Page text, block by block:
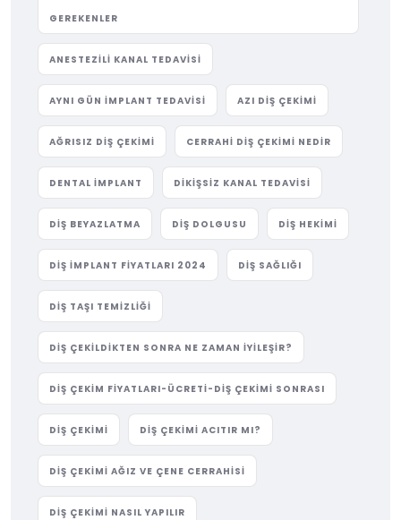
GEREKENLER
ANESTEZILI KANAL TEDAVISI
AYNI GÜN IMPLANT TEDAVISI AZI DIŞ ÇEKIMI
AĞRISIZ DIŞ ÇEKIMI CERRAHI DIŞ ÇEKIMI NEDIR
DENTAL IMPLANT DIKIŞSIZ KANAL TEDAVISI
DIŞ BEYAZLATMA DIŞ DOLGUSU DIŞ HEKIMI
DIŞ IMPLANT FIYATLARI 2024 DIŞ SAĞLIĞI
DIŞ TAŞI TEMIZLIĞI
DIŞ ÇEKILDIKTEN SONRA NE ZAMAN İYILEŞIR?
DIŞ ÇEKIM FIYATLARI-ÜCRETI-DIŞ ÇEKIMI SONRASI
DIŞ ÇEKIMI DIŞ ÇEKIMI ACITIR MI?
DIŞ ÇEKIMI AĞIZ VE ÇENE CERRAHISI
DIŞ ÇEKIMI NASIL YAPILIR